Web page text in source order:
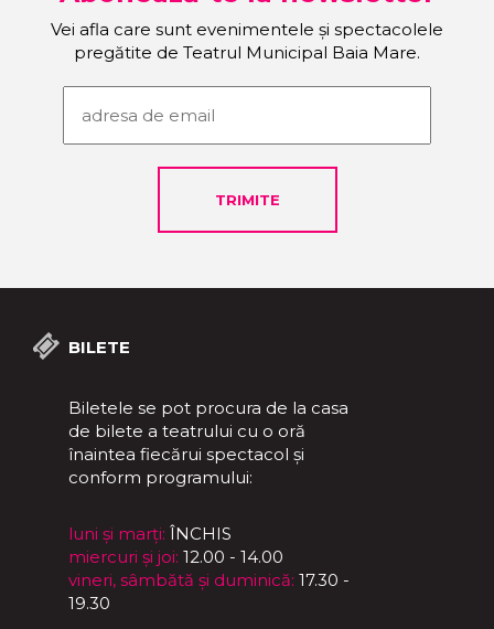
Vei afla care sunt evenimentele și spectacolele
pregătite de Teatrul Municipal Baia Mare.
BILETE
Biletele se pot procura de la casa
de bilete a teatrului cu o oră
înaintea fiecărui spectacol și
conform programului:
luni și marți: ÎNCHIS
miercuri și joi: 12.00 - 14.00
vineri, sâmbătă și duminică: 17.30 -
19.30